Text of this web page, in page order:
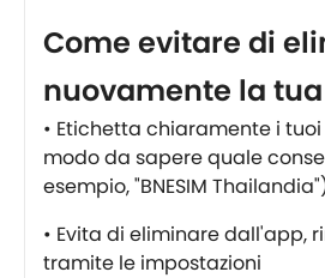
Come evitare di
nuovamente la tua
• Etichetta chiaramente i tuoi
modo da sapere quale
esempio, "BNESIM
• Evita di eliminare dall'app,
tramite le impostazioni